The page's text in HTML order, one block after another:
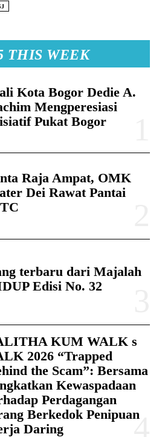
THIS WEEK
Kota Bogor Dedie A.
Mengperesiasi
Pukat Bogor
Raja Ampat, OMK
Dei Rawat Pantai
terbaru dari Majalah
Edisi No. 32
KUM WALK s
2026 “Trapped
the Scam”: Bersama
Kewaspadaan
Perdagangan
Berkedok Penipuan
Daring